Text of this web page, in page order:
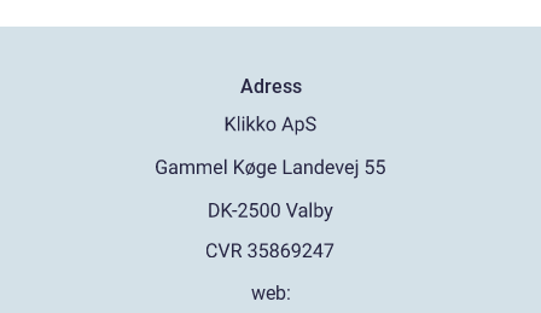
Adress
web: